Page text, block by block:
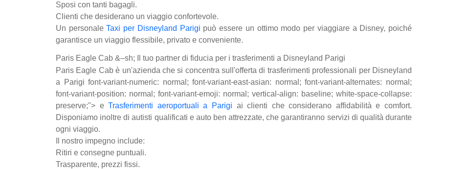
Sposi con tanti bagagli.
Clienti che desiderano un viaggio confortevole.
Un personaleTaxi per Disneyland Parigi può essere un ottimo modo per viaggiare a Disney, poiché
garantisce un viaggio flessibile, privato e conveniente.
Paris Eagle Cab &–sh; Il tuo partner di fiducia per i trasferimenti a Disneyland Parigi
Paris Eagle Cab è un'azienda che si concentra sull'offerta di trasferimenti professionali per Disneyland
a Parigi font-variant-numeric: normal; font-variant-east-asian: normal; font-variant-alternates: normal;
font-variant-position: normal; font-variant-emoji: normal; vertical-align: baseline; white-space-collapse:
preserve;"> eTrasferimenti aeroportuali a Parigi ai clienti che considerano affidabilità e comfort.
Disponiamo inoltre di autisti qualificati e auto ben attrezzate, che garantiranno servizi di qualità durante
ogni viaggio.
Il nostro impegno include:
Ritiri e consegne puntuali.
Trasparente, prezzi fissi.